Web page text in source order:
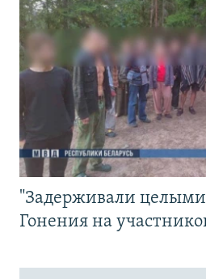
"Задерживали
Гонения на